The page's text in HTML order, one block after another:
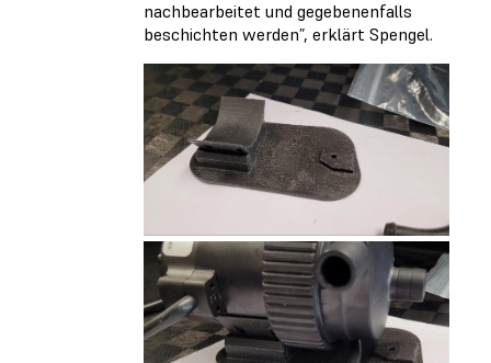
nachbearbeitet und gegebenenfalls
beschichten werden”, erklärt Spengel.